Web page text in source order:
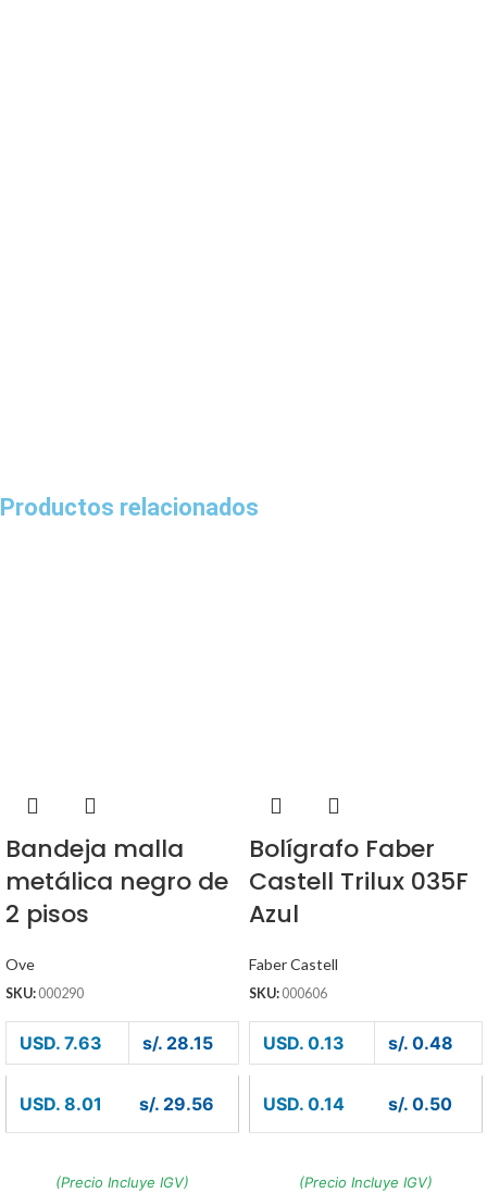
Productos relacionados
Bandeja malla
metálica negro de
2 pisos
Ove
SKU: 000290
USD. 7.63 s/. 28.15
USD. 8.01 s/. 29.56
(Precio Incluye IGV)
Bolígrafo Faber
Castell Trilux 035F
Azul
Faber Castell
SKU: 000606
USD. 0.13 s/. 0.48
USD. 0.14 s/. 0.50
(Precio Incluye IGV)